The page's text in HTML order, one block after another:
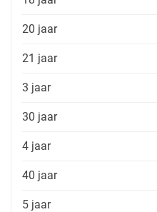
20 jaar
21 jaar
3 jaar
30 jaar
4 jaar
40 jaar
5 jaar